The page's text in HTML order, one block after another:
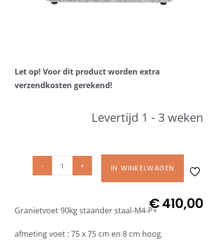
Beschermhoezen
Glatz Vita Collectie
Let op! Voor dit product worden extra
verzendkosten gerekend!
Levertijd 1 - 3 weken
Glatz
Granietvoet
90
incl.
IN WINKELWAGEN
€410,00
Granietvoet 90kg staander staal-M4-P+
afmeting voet : 75 x 75 cm en 8 cm hoog.